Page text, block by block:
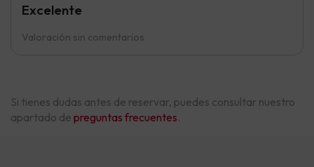
Valoración sin comentarios
Excelente
Si tienes dudas antes de reservar, puedes consultar nuestro
apartado de preguntas frecuentes.